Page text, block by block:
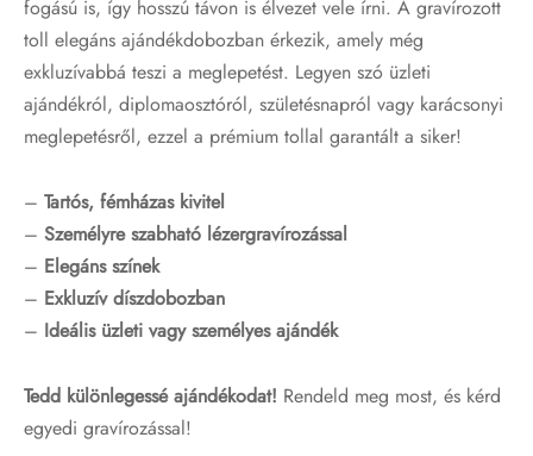
fogású is, így hosszú távon is élvezet vele írni. A gravírozott
toll elegáns ajándékdobozban érkezik, amely még
exkluzívabbá teszi a meglepetést. Legyen szó üzleti
ajándékról, diplomaosztóról, születésnapról vagy karácsonyi
meglepetésről, ezzel a prémium tollal garantált a siker!
– Tartós, fémházas kivitel
– Személyre szabható lézergravírozással
– Elegáns színek
– Exkluzív díszdobozban
– Ideális üzleti vagy személyes ajándék
Tedd különlegessé ajándékodat! Rendeld meg most, és kérd
egyedi gravírozással!